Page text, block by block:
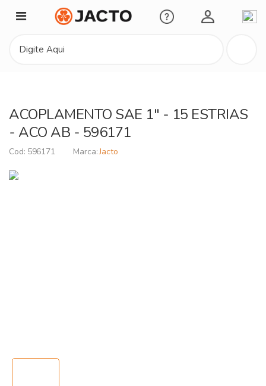
Minha Conta
ACOPLAMENTO SAE 1" - 15 ESTRIAS
- ACO AB - 596171
596171 Jacto